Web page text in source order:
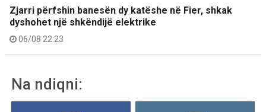
Zjarri përfshin banesën dy katëshe në Fier, shkak
dyshohet një shkëndijë elektrike
06/08 22:23
Na ndiqni: